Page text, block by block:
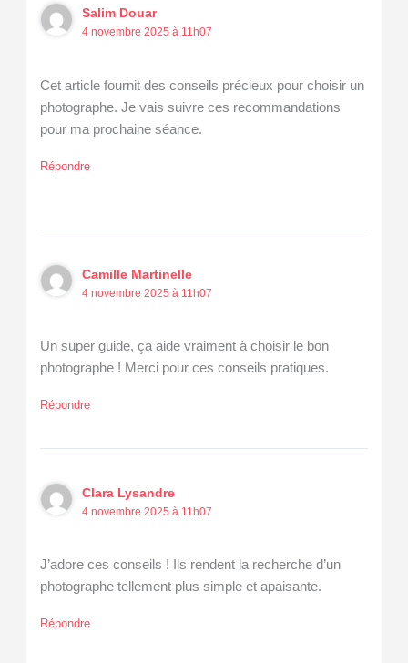
Salim Douar
4 novembre 2025 à 11h07
Cet article fournit des conseils précieux pour choisir un
photographe. Je vais suivre ces recommandations
pour ma prochaine séance.
Répondre
Camille Martinelle
4 novembre 2025 à 11h07
Un super guide, ça aide vraiment à choisir le bon
photographe ! Merci pour ces conseils pratiques.
Répondre
Clara Lysandre
4 novembre 2025 à 11h07
J’adore ces conseils ! Ils rendent la recherche d’un
photographe tellement plus simple et apaisante.
Répondre